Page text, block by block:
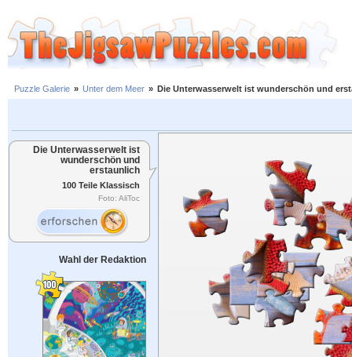
Puzzle Galerie » Unter dem Meer » Die Unterwasserwelt ist wunderschön und
Die Unterwasserwelt ist
wunderschön und
erstaunlich
100 Teile Klassisch
Foto: AliToc
Wahl der Redaktion